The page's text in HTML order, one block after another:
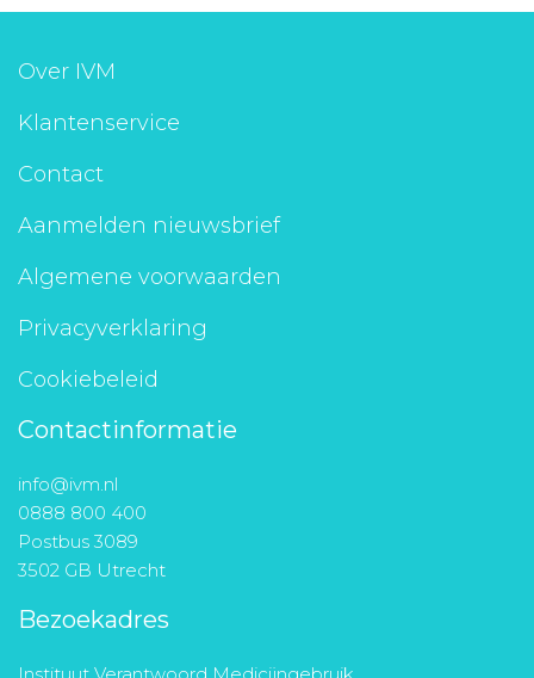
Over IVM
Klantenservice
Contact
Aanmelden nieuwsbrief
Algemene voorwaarden
Privacyverklaring
Cookiebeleid
Contactinformatie
info@ivm.nl
0888 800 400
Postbus 3089
3502 GB Utrecht
Bezoekadres